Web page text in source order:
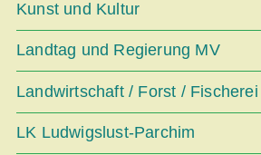
Kunst und Kultur
Landtag und Regierung MV
Landwirtschaft / Forst / Fischerei
LK Ludwigslust-Parchim